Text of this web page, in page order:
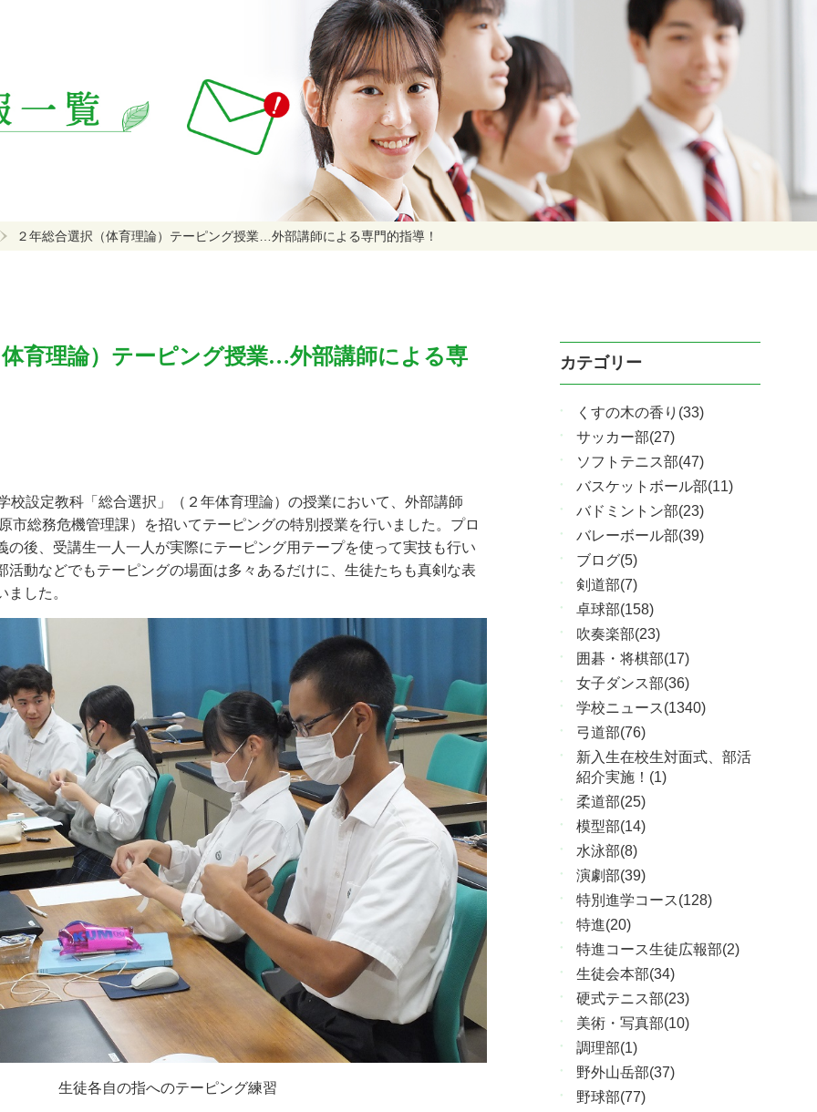
２年総合選択（体育理論）テーピング授業…外部講師による専門的指導！
育理論）テーピング授業…外部講師による専
校設定教科「総合選択」（２年体育理論）の授業において、外部講師
市総務危機管理課）を招いてテーピングの特別授業を行いました。プロ
の後、受講生一人一人が実際にテーピング用テープを使って実技も行い
活動などでもテーピングの場面は多々あるだけに、生徒たちも真剣な表
した。
生徒各自の指へのテーピング練習
カテゴリー
くすの木の香り(33)
サッカー部(27)
ソフトテニス部(47)
バスケットボール部(11)
バドミントン部(23)
バレーボール部(39)
ブログ(5)
剣道部(7)
卓球部(158)
吹奏楽部(23)
囲碁・将棋部(17)
女子ダンス部(36)
学校ニュース(1340)
弓道部(76)
新入生在校生対面式、部活
紹介実施！(1)
柔道部(25)
模型部(14)
水泳部(8)
演劇部(39)
特別進学コース(128)
特進(20)
特進コース生徒広報部(2)
生徒会本部(34)
硬式テニス部(23)
美術・写真部(10)
調理部(1)
野外山岳部(37)
野球部(77)